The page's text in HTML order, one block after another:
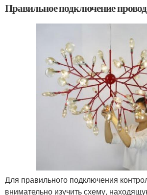
Правильное подключение
Для правильного подключения
внимательно изучить схему,